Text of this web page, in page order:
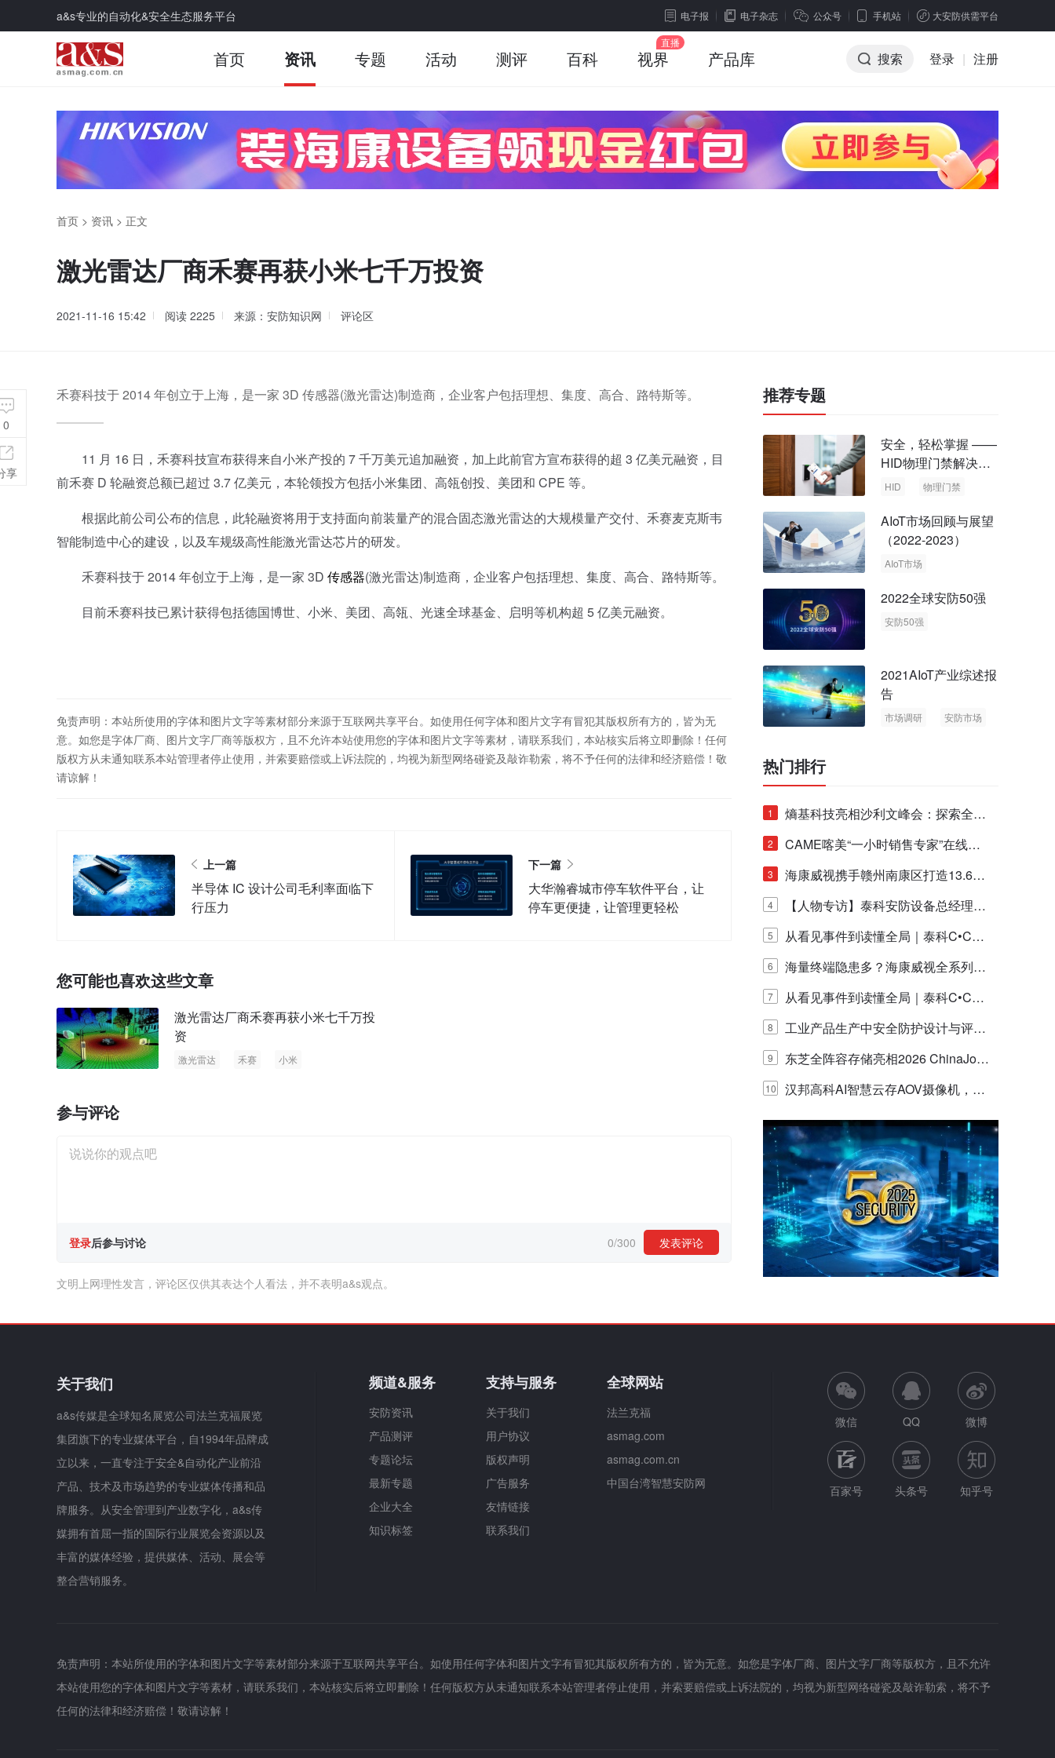
a&s专业的自动化&安全生态服务平台 电子报 电子杂志 公众号 手机站 大安防供需平台
首页 资讯 专题 活动 测评 百科 视界 产品库 搜索 登录 | 注册
首页 > 资讯 > 正文
激光雷达厂商禾赛再获小米七千万投资
2021-11-16 15:42 阅读 2225 来源：安防知识网 评论区
禾赛科技于 2014 年创立于上海，是一家 3D 传感器(激光雷达)制造商，企业客户包括理想、集度、高合、路特斯等。
11 月 16 日，禾赛科技宣布获得来自小米产投的 7 千万美元追加融资，加上此前官方宣布获得的超 3 亿美元融资，目
前禾赛 D 轮融资总额已超过 3.7 亿美元，本轮领投方包括小米集团、高瓴创投、美团和 CPE 等。
根据此前公司公布的信息，此轮融资将用于支持面向前装量产的混合固态激光雷达的大规模量产交付、禾赛麦克斯韦
智能制造中心的建设，以及车规级高性能激光雷达芯片的研发。
禾赛科技于 2014 年创立于上海，是一家 3D 传感器(激光雷达)制造商，企业客户包括理想、集度、高合、路特斯等。
目前禾赛科技已累计获得包括德国博世、小米、美团、高瓴、光速全球基金、启明等机构超 5 亿美元融资。
免责声明：本站所使用的字体和图片文字等素材部分来源于互联网共享平台。如使用任何字体和图片文字有冒犯其版权所有方的，皆为无
意。如您是字体厂商、图片文字厂商等版权方，且不允许本站使用您的字体和图片文字等素材，请联系我们，本站核实后将立即删除！任何
版权方从未通知联系本站管理者停止使用，并索要赔偿或上诉法院的，均视为新型网络碰瓷及敲诈勒索，将不予任何的法律和经济赔偿！敬
请谅解！
上一篇
半导体 IC 设计公司毛利率面临下
行压力
下一篇
大华瀚睿城市停车软件平台，让
停车更便捷，让管理更轻松
您可能也喜欢这些文章
激光雷达厂商禾赛再获小米七千万投
资
激光雷达 禾赛 小米
参与评论
登录后参与讨论 0/300 发表评论
文明上网理性发言，评论区仅供其表达个人看法，并不表明a&s观点。
0
享
推荐专题
安全，轻松掌握 ——
HID物理门禁解决方
案，启动智慧安全新
HID 物理门禁
AIoT市场回顾与展望
（2022-2023）
AIoT市场
2022全球安防50强
安防50强
2021AIoT产业综述报
告
市场调研
安防市场
热门排行
1
熵基科技亮相沙利文峰会：探索全栈
脑机技术商业化生态新路径
2
CAME喀美“一小时销售专家”在线赋
能培训正式启动！
3
海康威视携手赣州南康区打造13.6公
里绿波网
4
【人物专访】泰科安防设备总经理张
宁解码安防出海新范式
5
从看见事件到读懂全局｜泰科C•CUR
E IQ 3.20开启安防运营智能新时代
6
海量终端隐患多？海康威视全系列物
联安全产品，四层守护更放心！
7
从看见事件到读懂全局｜泰科C•CUR
E IQ 3.20开启安防运营智能新时代
8
工业产品生产中安全防护设计与评估
的实践与探讨
9
东芝全阵容存储亮相2026 ChinaJo
y，以海量数据底座赋能“与AI同游”新
体验
10
汉邦高科AI智慧云存AOV摄像机，三
目太阳能多摄球机
关于我们
a&s传媒是全球知名展览公司法兰克福展览
集团旗下的专业媒体平台，自1994年品牌成
立以来，一直专注于安全&自动化产业前沿
产品、技术及市场趋势的专业媒体传播和品
牌服务。从安全管理到产业数字化，a&s传
媒拥有首屈一指的国际行业展览会资源以及
丰富的媒体经验，提供媒体、活动、展会等
整合营销服务。
频道&服务
安防资讯
产品测评
专题论坛
最新专题
企业大全
知识标签
支持与服务
关于我们
用户协议
版权声明
广告服务
友情链接
联系我们
全球网站
法兰克福
asmag.com
asmag.com.cn
中国台湾智慧安防网
微信 QQ 微博
百家号 头条号 知乎号
免责声明：本站所使用的字体和图片文字等素材部分来源于互联网共享平台。如使用任何字体和图片文字有冒犯其版权所有方的，皆为无意。如您是字体厂商、图片文字厂商等版权方，且不允许
本站使用您的字体和图片文字等素材，请联系我们，本站核实后将立即删除！任何版权方从未通知联系本站管理者停止使用，并索要赔偿或上诉法院的，均视为新型网络碰瓷及敲诈勒索，将不予
任何的法律和经济赔偿！敬请谅解！